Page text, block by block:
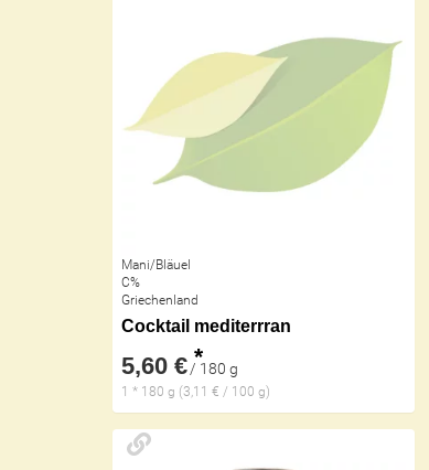
Mani/Bläuel
C%
Griechenland
Cocktail mediterrran
5,60 € *
/ 180 g
1 * 180 g (3,11 € / 100 g)